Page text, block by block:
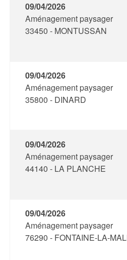
09/04/2026
Aménagement paysager
33450 - MONTUSSAN
09/04/2026
Aménagement paysager
35800 - DINARD
09/04/2026
Aménagement paysager
44140 - LA PLANCHE
09/04/2026
Aménagement paysager
76290 - FONTAINE-LA-